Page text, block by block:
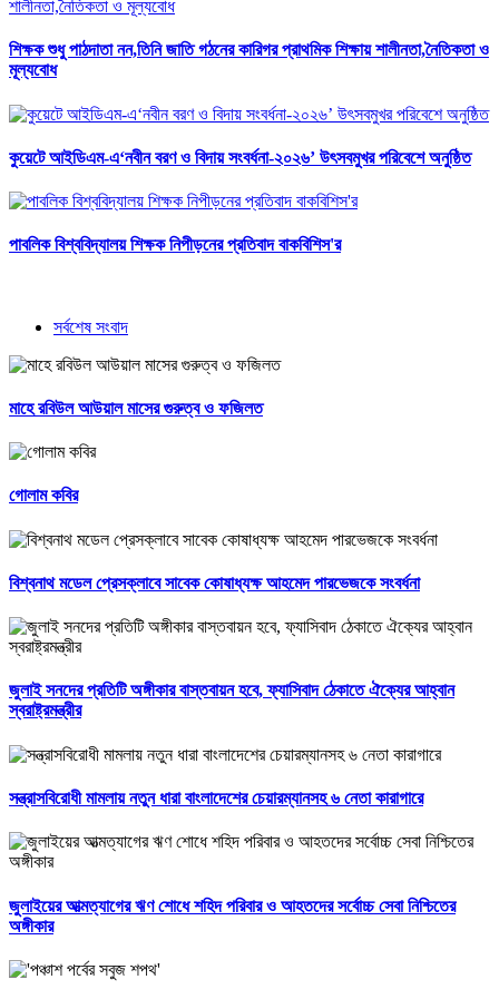
শিক্ষক শুধু পাঠদাতা নন,তিনি জাতি গঠনের কারিগর প্রাথমিক শিক্ষায় শালীনতা,নৈতিকতা ও
মূল্যবোধ
কুয়েটে আইডিএম-এ‘নবীন বরণ ও বিদায় সংবর্ধনা-২০২৬’ উৎসবমুখর পরিবেশে অনুষ্ঠিত
পাবলিক বিশ্ববিদ্যালয় শিক্ষক নিপীড়নের প্রতিবাদ বাকবিশিস'র
সর্বশেষ সংবাদ
মাহে রবিউল আউয়াল মাসের গুরুত্ব ও ফজিলত
গোলাম কবির
বিশ্বনাথ মডেল প্রেসক্লাবে সাবেক কোষাধ্যক্ষ আহমেদ পারভেজকে সংবর্ধনা
জুলাই সনদের প্রতিটি অঙ্গীকার বাস্তবায়ন হবে, ফ্যাসিবাদ ঠেকাতে ঐক্যের আহ্বান
স্বরাষ্ট্রমন্ত্রীর
সন্ত্রাসবিরোধী মামলায় নতুন ধারা বাংলাদেশের চেয়ারম্যানসহ ৬ নেতা কারাগারে
জুলাইয়ের আত্মত্যাগের ঋণ শোধে শহিদ পরিবার ও আহতদের সর্বোচ্চ সেবা নিশ্চিতের
অঙ্গীকার